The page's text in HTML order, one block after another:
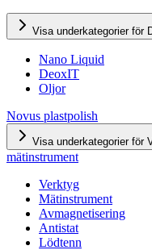
Visa underkategorier för
Nano Liquid
DeoxIT
Oljor
Novus plastpolish
Visa underkategorier för
mätinstrument
Verktyg
Mätinstrument
Avmagnetisering
Antistat
Lödtenn